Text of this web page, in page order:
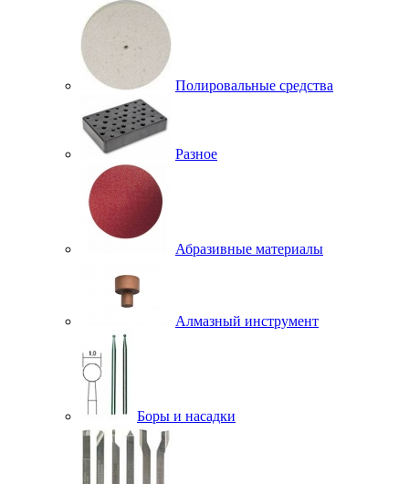
Полировальные средства
Разное
Абразивные материалы
Алмазный инструмент
Боры и насадки